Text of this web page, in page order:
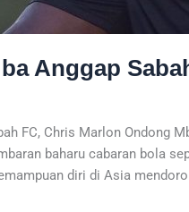
Anggap
FC, Chris Marlon
baharu cabaran bola
diri di Asia